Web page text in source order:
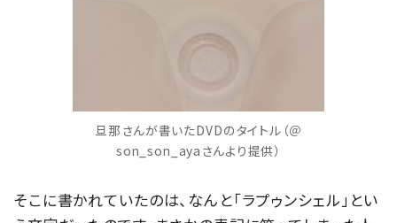
旦那さんが書いたDVDのタイトル（＠
son_son_ayaさんより提供）
そこに書かれていたのは、なんと「ラプゥンシェル」とい